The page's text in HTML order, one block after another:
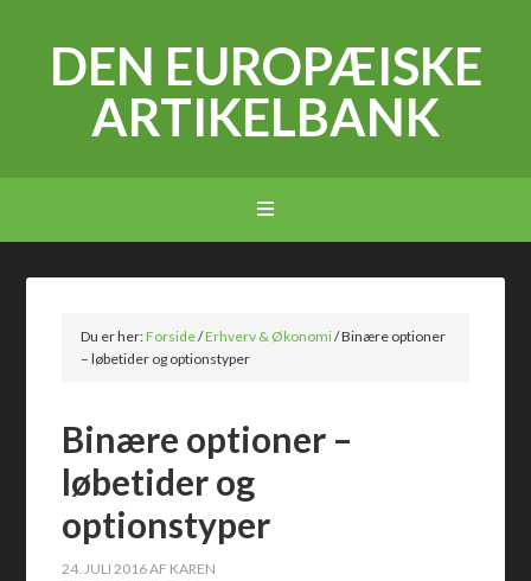
DEN EUROPÆISKE
ARTIKELBANK
Du er her:Forside/Erhverv & Økonomi/Binære optioner
– løbetider og optionstyper
Binære optioner –
løbetider og
optionstyper
24. JULI 2016AF KAREN